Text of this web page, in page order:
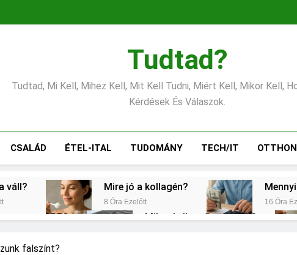
Tudtad?
Tudtad, Mi Kell, Mihez Kell, Mit Kell Tudni, Miért Kell, Mikor Kell,
Kérdések És Válaszok.
CSALÁD ÉTEL-ITAL TUDOMÁNY TECH/IT OTTHON
váll? Mire jó a kollagén?
8 Óra Ezelőtt 16 Óra
magas CRP? Mikor kell tetőt cserélni?
érdemes választani?
falszínt?